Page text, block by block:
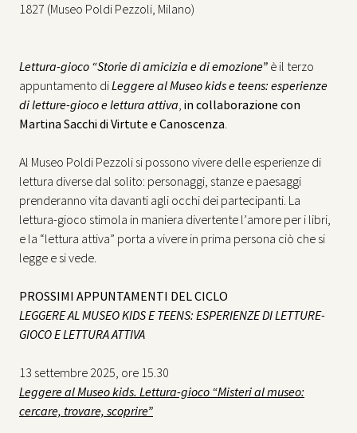
1827 (Museo Poldi Pezzoli, Milano)
Lettura-gioco “Storie di amicizia e di emozione” è il terzo
appuntamento diLeggere al Museo kids e teens: esperienze
di letture-gioco e lettura attiva, in collaborazione con
Martina Sacchi di Virtute e Canoscenza.
Al Museo Poldi Pezzoli si possono vivere delle esperienze di
lettura diverse dal solito: personaggi, stanze e paesaggi
prenderanno vita davanti agli occhi dei partecipanti. La
lettura-gioco stimola in maniera divertente l’amore per i libri,
e la “lettura attiva” porta a vivere in prima persona ciò che si
legge e si vede.
PROSSIMI APPUNTAMENTI DEL CICLO
LEGGERE AL MUSEO KIDS E TEENS: ESPERIENZE DI LETTURE-
GIOCO E LETTURA ATTIVA
13 settembre 2025, ore 15.30
Leggere al Museo kids. Lettura-gioco “Misteri al museo:
cercare, trovare, scoprire”